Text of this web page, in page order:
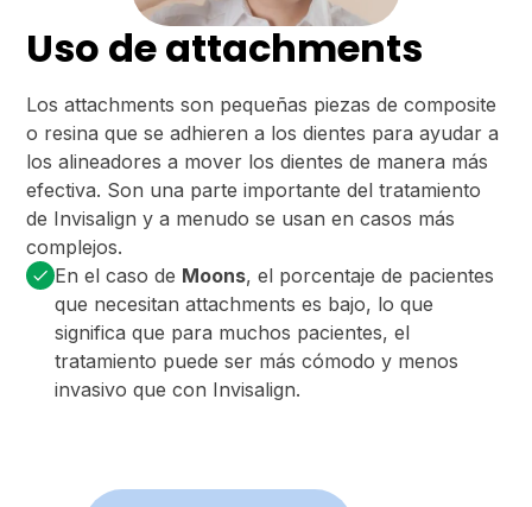
Uso de attachments
Los attachments son pequeñas piezas de composite
o resina que se adhieren a los dientes para ayudar a
los alineadores a mover los dientes de manera más
efectiva. Son una parte importante del tratamiento
de Invisalign y a menudo se usan en casos más
complejos.
En el caso de Moons, el porcentaje de pacientes
que necesitan attachments es bajo, lo que
significa que para muchos pacientes, el
tratamiento puede ser más cómodo y menos
invasivo que con Invisalign.